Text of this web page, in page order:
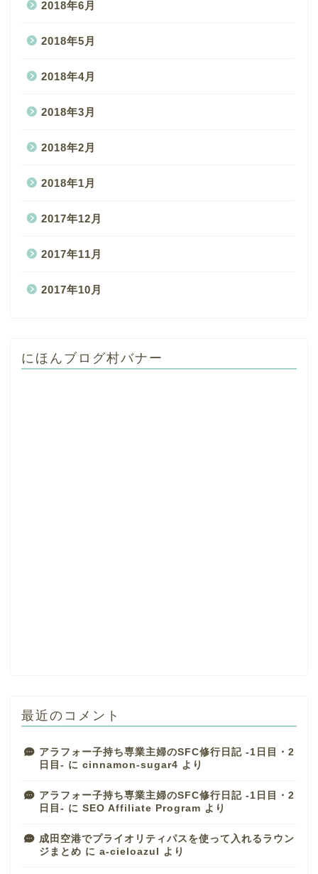
2018年6月
2018年5月
2018年4月
2018年3月
2018年2月
2018年1月
2017年12月
2017年11月
2017年10月
にほんブログ村バナー
最近のコメント
アラフォー子持ち専業主婦のSFC修行日記 -1日目・2
日目- に cinnamon-sugar4 より
アラフォー子持ち専業主婦のSFC修行日記 -1日目・2
日目- に SEO Affiliate Program より
成田空港でプライオリティパスを使って入れるラウン
ジまとめ に a-cieloazul より